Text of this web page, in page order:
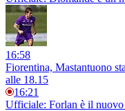
16:58
Fiorentina, Mastantuono
alle 18.15
16:21
Ufficiale: Forlan è il